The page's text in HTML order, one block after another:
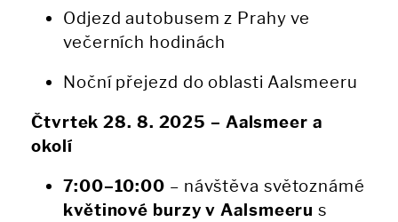
Odjezd autobusem z Prahy ve
večerních hodinách
Noční přejezd do oblasti Aalsmeeru
Čtvrtek 28. 8. 2025 – Aalsmeer a
okolí
7:00–10:00 – návštěva světoznámé
květinové burzy v Aalsmeerus